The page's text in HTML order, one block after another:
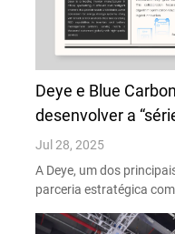
Deye e Blue
desenvolver a
Jul 28, 2025
A Deye, um dos
parceria estratégica